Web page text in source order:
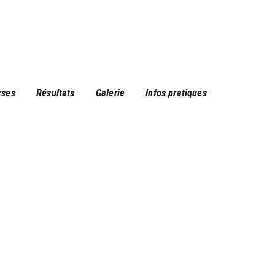
Résultats Galerie Infos pratiques